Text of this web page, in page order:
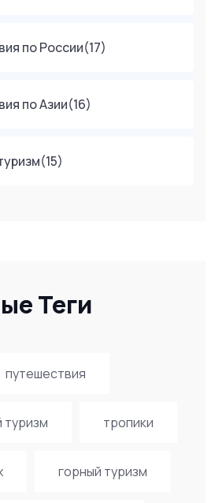
по России(17)
по Азии(16)
(15)
Теги
путешествия
туризм тропики
горный туризм